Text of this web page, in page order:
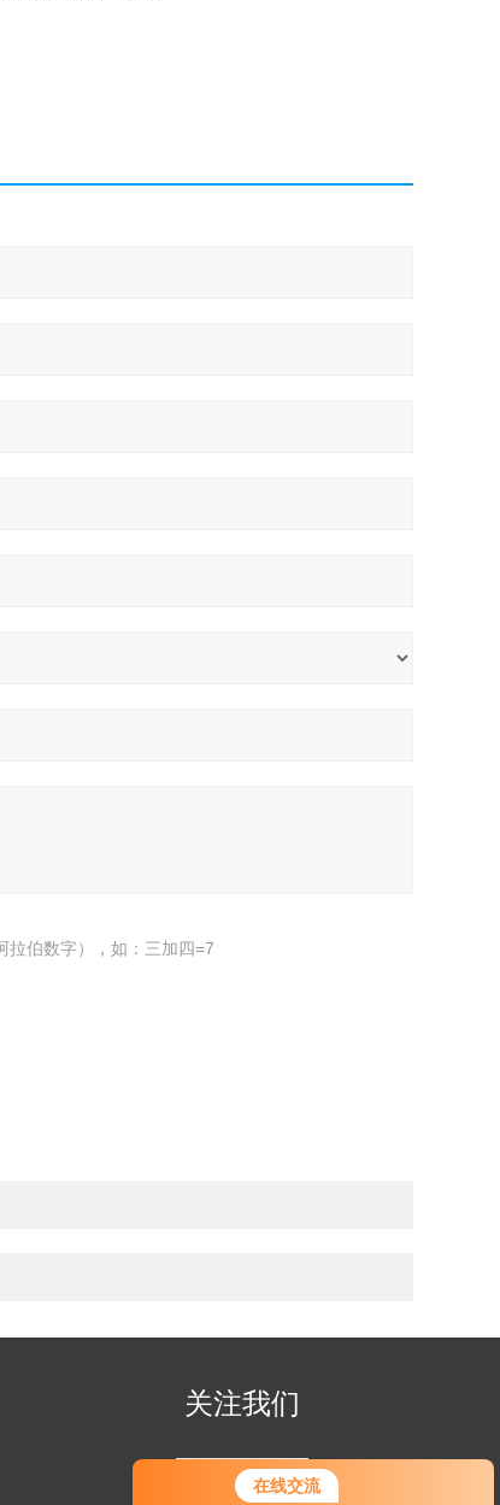
在线交流
您好！欢迎前来咨询，很高兴为您
服务，请问您要咨询什么问题呢？
拉伯数字），如：三加四=7
关注我们